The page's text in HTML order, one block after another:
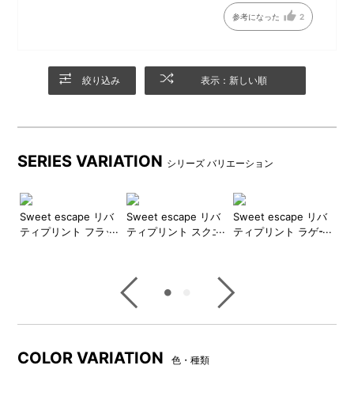
納できるサイズ感。
内側には両サイドにオープン
を仕分けて収納できます。
横マチつきで、収納した小物
が落ちにくい仕様です。
オリジナルデザインのファス
ナー引手
参考になった 2
絞り込み 表示：新しい順
SERIES VARIATION シリーズ バリエーション
Sweet escape リバ
ティプリント フラッ
Sweet escape リバ
ティプリント スクエ
Sweet escape リバ
ティプリント ラゲー
COLOR VARIATION 色・種類